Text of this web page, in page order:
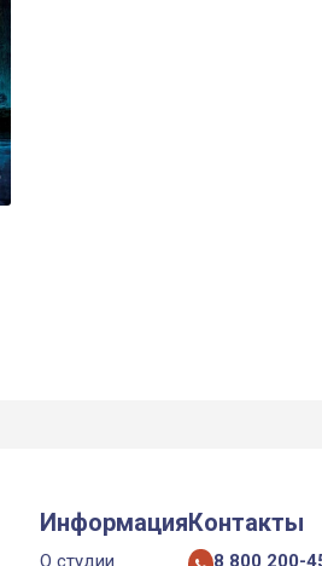
Информация
О студии
Контакты
8 800 200-